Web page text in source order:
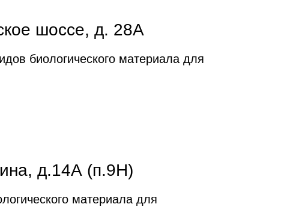
шоссе, д. 28А
биологического материала для
д.14А (п.9Н)
материала для